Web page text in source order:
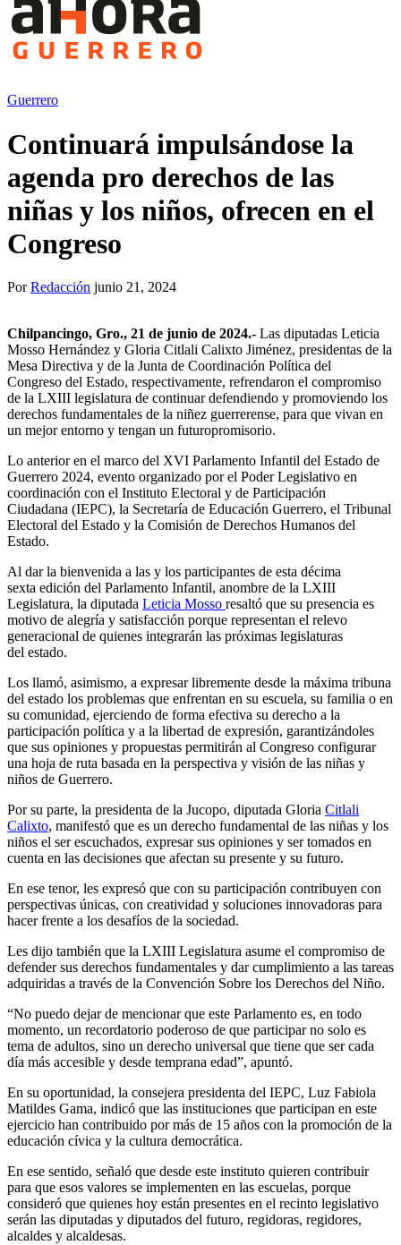
Guerrero
Continuará impulsándose la
agenda pro derechos de las
niñas y los niños, ofrecen en el
Congreso
PorRedacción junio 21, 2024
Chilpancingo, Gro., 21 de junio de 2024.- Las diputadas Leticia
Mosso Hernández y Gloria Citlali Calixto Jiménez, presidentas de la
Mesa Directiva y de la Junta de Coordinación Política del
Congreso del Estado, respectivamente, refrendaron el compromiso
de la LXIII legislatura de continuar defendiendo y promoviendo los
derechos fundamentales de la niñez guerrerense, para que vivan en
un mejor entorno y tengan un futuropromisorio.
Lo anterior en el marco del XVI Parlamento Infantil del Estado de
Guerrero 2024, evento organizado por el Poder Legislativo en
coordinación con el Instituto Electoral y de Participación
Ciudadana (IEPC), la Secretaría de Educación Guerrero, el Tribunal
Electoral del Estado y la Comisión de Derechos Humanos del
Estado.
Al dar la bienvenida a las y los participantes de esta décima
sexta edición del Parlamento Infantil, anombre de la LXIII
Legislatura, la diputada Leticia Mosso resaltó que su presencia es
motivo de alegría y satisfacción porque representan el relevo
generacional de quienes integrarán las próximas legislaturas
del estado.
Los llamó, asimismo, a expresar libremente desde la máxima tribuna
del estado los problemas que enfrentan en su escuela, su familia o en
su comunidad, ejerciendo de forma efectiva su derecho a la
participación política y a la libertad de expresión, garantizándoles
que sus opiniones y propuestas permitirán al Congreso configurar
una hoja de ruta basada en la perspectiva y visión de las niñas y
niños de Guerrero.
Por su parte, la presidenta de la Jucopo, diputada Gloria Citlali
Calixto, manifestó que es un derecho fundamental de las niñas y los
niños el ser escuchados, expresar sus opiniones y ser tomados en
cuenta en las decisiones que afectan su presente y su futuro.
En ese tenor, les expresó que con su participación contribuyen con
perspectivas únicas, con creatividad y soluciones innovadoras para
hacer frente a los desafíos de la sociedad.
Les dijo también que la LXIII Legislatura asume el compromiso de
defender sus derechos fundamentales y dar cumplimiento a las tareas
adquiridas a través de la Convención Sobre los Derechos del Niño.
“No puedo dejar de mencionar que este Parlamento es, en todo
momento, un recordatorio poderoso de que participar no solo es
tema de adultos, sino un derecho universal que tiene que ser cada
día más accesible y desde temprana edad”, apuntó.
En su oportunidad, la consejera presidenta del IEPC, Luz Fabiola
Matildes Gama, indicó que las instituciones que participan en este
ejercicio han contribuido por más de 15 años con la promoción de la
educación cívica y la cultura democrática.
En ese sentido, señaló que desde este instituto quieren contribuir
para que esos valores se implementen en las escuelas, porque
consideró que quienes hoy están presentes en el recinto legislativo
serán las diputadas y diputados del futuro, regidoras, regidores,
alcaldes y alcaldesas.